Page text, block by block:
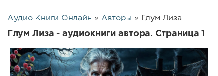
Аудио Книги Онлайн » Авторы » Глум Лиза
Глум Лиза - аудиокниги автора. Страница 1